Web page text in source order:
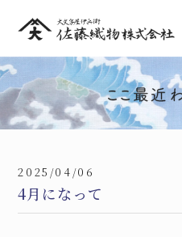
2025/04/06
4月になって